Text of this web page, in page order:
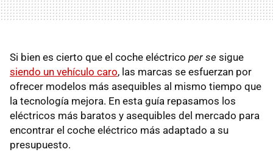
Si bien es cierto que el coche eléctrico per se sigue
siendo un vehículo caro, las marcas se esfuerzan por
ofrecer modelos más asequibles al mismo tiempo que
la tecnología mejora. En esta guía repasamos los
eléctricos más baratos y asequibles del mercado para
encontrar el coche eléctrico más adaptado a su
presupuesto.